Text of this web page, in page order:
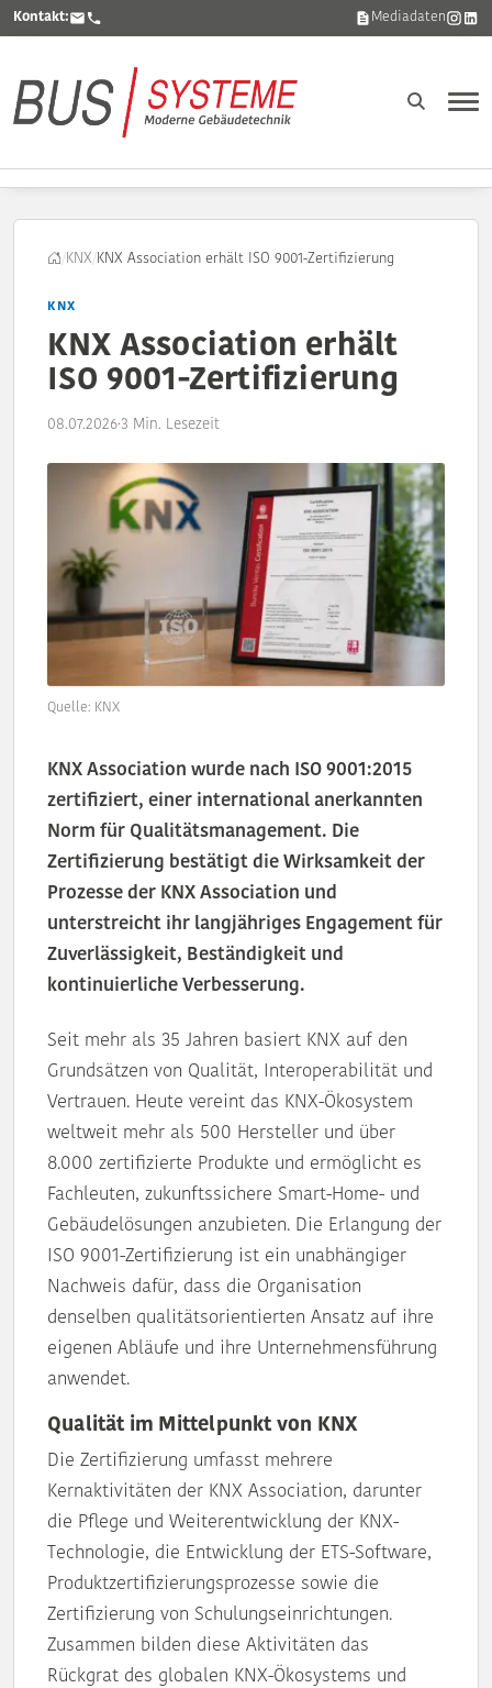
Kontakt: Mediadaten
/KNX/KNX Association erhält ISO 9001-Zertifizierung
KNX
KNX Association erhält
ISO 9001-Zertifizierung
08.07.2026·3 Min. Lesezeit
Quelle: KNX
KNX Association wurde nach ISO 9001:2015
zertifiziert, einer international anerkannten
Norm für Qualitätsmanagement. Die
Zertifizierung bestätigt die Wirksamkeit der
Prozesse der KNX Association und
unterstreicht ihr langjähriges Engagement für
Zuverlässigkeit, Beständigkeit und
kontinuierliche Verbesserung.
Seit mehr als 35 Jahren basiert KNX auf den
Grundsätzen von Qualität, Interoperabilität und
Vertrauen. Heute vereint das KNX-Ökosystem
weltweit mehr als 500 Hersteller und über
8.000 zertifizierte Produkte und ermöglicht es
Fachleuten, zukunftssichere Smart-Home- und
Gebäudelösungen anzubieten. Die Erlangung der
ISO 9001-Zertifizierung ist ein unabhängiger
Nachweis dafür, dass die Organisation
denselben qualitätsorientierten Ansatz auf ihre
eigenen Abläufe und ihre Unternehmensführung
anwendet.
Qualität im Mittelpunkt von KNX
Die Zertifizierung umfasst mehrere
Kernaktivitäten der KNX Association, darunter
die Pflege und Weiterentwicklung der KNX-
Technologie, die Entwicklung der ETS-Software,
Produktzertifizierungsprozesse sowie die
Zertifizierung von Schulungseinrichtungen.
Zusammen bilden diese Aktivitäten das
Rückgrat des globalen KNX-Ökosystems und